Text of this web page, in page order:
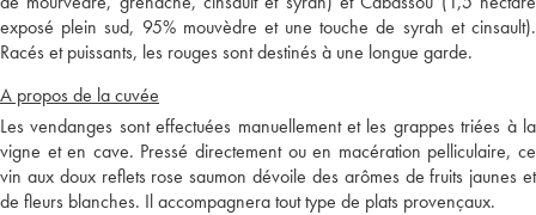
exposé plein sud, 95% mouvèdre et une touche de syrah et cinsault).
Racés et puissants, les rouges sont destinés à une longue garde.
A propos de la cuvée
Les vendanges sont effectuées manuellement et les grappes triées à la
vigne et en cave. Pressé directement ou en macération pelliculaire, ce
vin aux doux reflets rose saumon dévoile des arômes de fruits jaunes et
de fleurs blanches. Il accompagnera tout type de plats provençaux.